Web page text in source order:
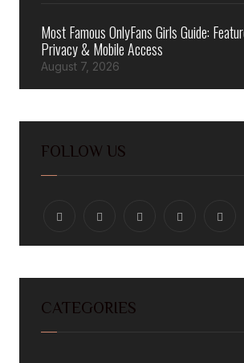
Most Famous OnlyFans Girls Guide:
Privacy & Mobile Access
August 7, 2026
FOLLOW US
CATEGORIES